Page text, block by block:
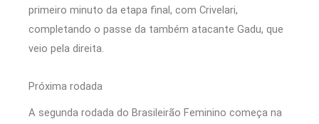
primeiro minuto da etapa final, com Crivelari,
completando o passe da também atacante Gadu, que
veio pela direita.
Próxima rodada
A segunda rodada do Brasileirão Feminino começa na